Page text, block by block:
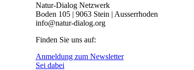
Natur-Dialog Netzwerk
Boden 105 | 9063 Stein | Ausserrhoden
info@natur-dialog.org
Finden Sie uns auf:
Linkedin
page
E-
Mail
Anmeldung zum Newsletter
Sei dabei